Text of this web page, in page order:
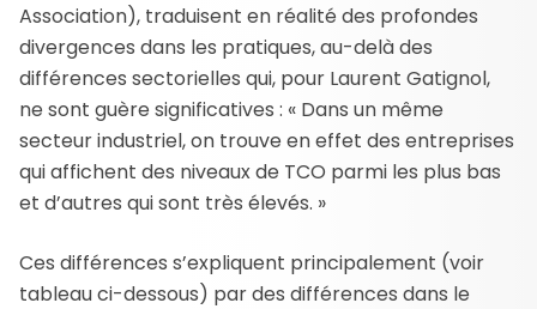
Association), traduisent en réalité des profondes
divergences dans les pratiques, au-delà des
différences sectorielles qui, pour Laurent Gatignol,
ne sont guère significatives : « Dans un même
secteur industriel, on trouve en effet des entreprises
qui affichent des niveaux de TCO parmi les plus bas
et d’autres qui sont très élevés. »
Ces différences s’expliquent principalement (voir
tableau ci-dessous) par des différences dans le